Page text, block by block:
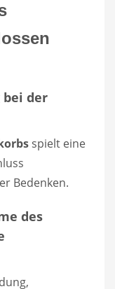
bei der
spielt eine
Bedenken.
des